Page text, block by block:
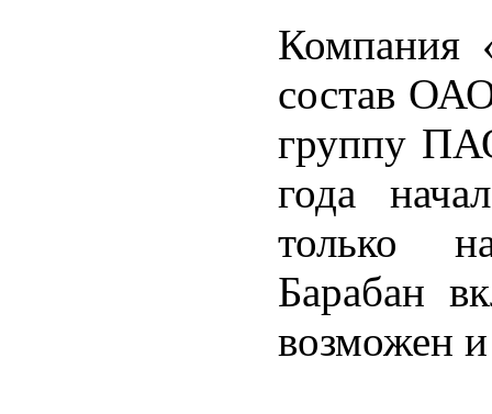
Компания
состав
группу
года
только
Барабан
возможен